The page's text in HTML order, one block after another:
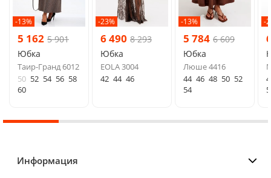
-13%
5 162 5 901
Юбка
Таир-Гранд 6012
50 52 54 56 58
60
-23%
6 490 8 293
Юбка
EOLA 3004
42 44 46
-13%
5 784 6 609
Юбка
Люше 4416
44 46 48 50 52
54
-
Информация